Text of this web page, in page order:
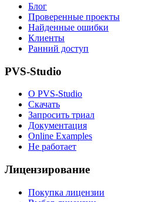
Блог
Проверенные проекты
Найденные ошибки
Клиенты
Ранний доступ
PVS-Studio
О PVS-Studio
Скачать
Запросить триал
Документация
Online Examples
Не работает
Лицензирование
Покупка лицензии